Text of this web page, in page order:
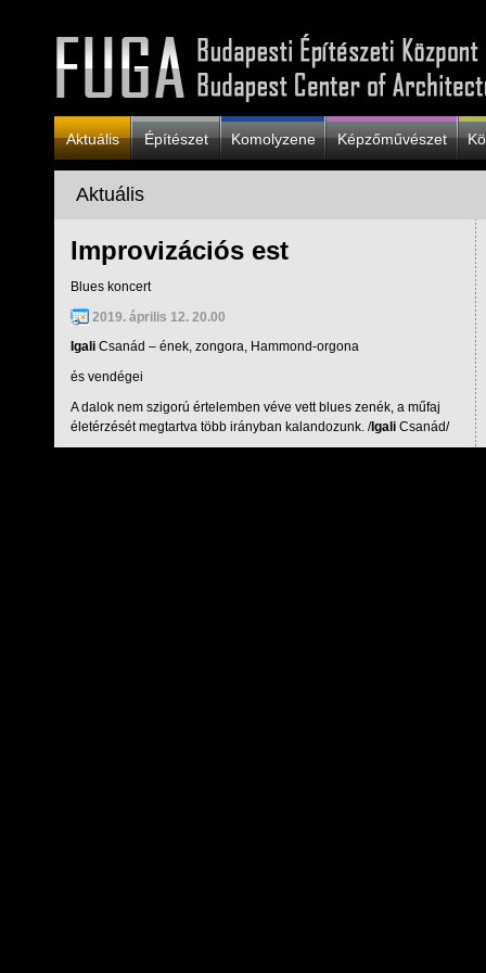
Aktuális Építészet Komolyzene Képzőművészet
Aktuális
Improvizációs est
Blues koncert
2019. április 12. 20.00
Igali Csanád – ének, zongora, Hammond-orgona
és vendégei
A dalok nem szigorú értelemben véve vett blues zenék, a műfaj
életérzését megtartva több irányban kalandozunk. /Igali Csanád/